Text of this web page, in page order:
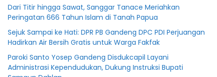
Dari Titir hingga Sawat, Sanggar Tanace Meriahkan
Peringatan 666 Tahun Islam di Tanah Papua
Sejuk Sampai ke Hati: DPR PB Gandeng DPC PDI Perjuangan
Hadirkan Air Bersih Gratis untuk Warga Fakfak
Paroki Santo Yosep Gandeng Disdukcapil Layani
Administrasi Kependudukan, Dukung Instruksi Bupati